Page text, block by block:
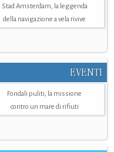
Stad Amsterdam, la leggenda
della navigazione a vela rivive
EVENTI
Fondali puliti, la missione
contro un mare di rifiuti